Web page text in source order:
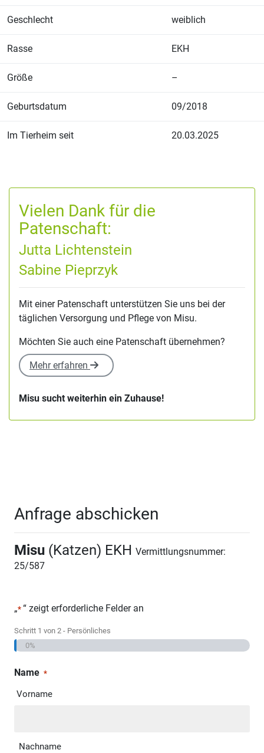
Geschlecht weiblich
Rasse EKH
Größe –
Geburtsdatum 09/2018
Im Tierheim seit 20.03.2025
Vielen Dank für die
Patenschaft:
Jutta Lichtenstein
Sabine Pieprzyk
Mit einer Patenschaft unterstützen Sie uns bei der
täglichen Versorgung und Pflege von Misu.
Möchten Sie auch eine Patenschaft übernehmen?
Mehr erfahren
Misu sucht weiterhin ein Zuhause!
Anfrage abschicken
Misu (Katzen) EKH Vermittlungsnummer:
25/587
„* “ zeigt erforderliche Felder an
Schritt 1 von 2 - Persönliches
0%
Name *
Vorname
Nachname